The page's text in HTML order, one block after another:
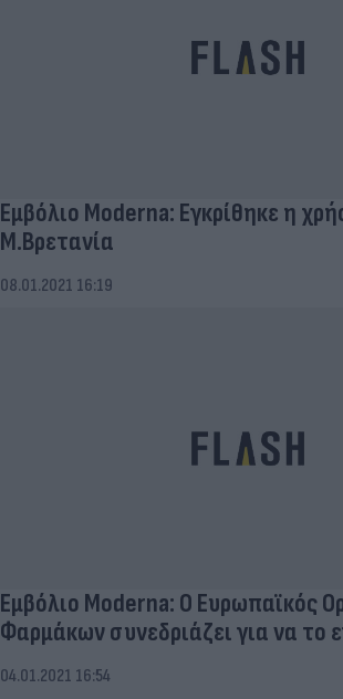
Εμβόλιο Moderna: Εγκρίθηκε η
Μ.Βρετανία
08.01.2021 16:19
Εμβόλιο Moderna: Ο Ευρωπαϊκός
Φαρμάκων συνεδριάζει για να το
04.01.2021 16:54